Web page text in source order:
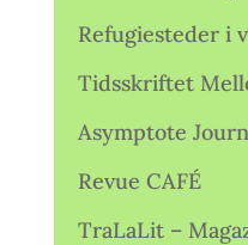
Refugiesteder i
Tidsskriftet
Asymptote
Revue CAFÉ
TraLaLit –